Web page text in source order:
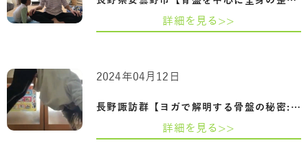
詳細を見る>>
長野諏訪群【ヨガで解明する骨盤の秘密:妊…
2024年04月12日
詳細を見る>>